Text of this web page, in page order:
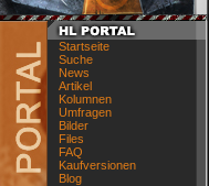
Startseite
Suche
News
Artikel
Kolumnen
Umfragen
Bilder
Files
FAQ
Kaufversionen
Blog